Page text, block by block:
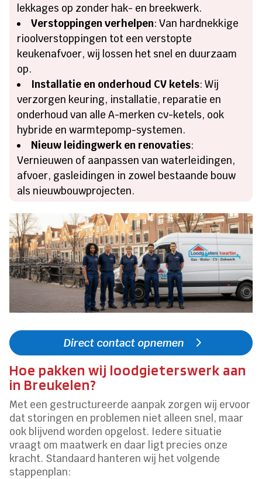
lekkages op zonder hak- en breekwerk.
Verstoppingen verhelpen: Van hardnekkige
rioolverstoppingen tot een verstopte
keukenafvoer, wij lossen het snel en duurzaam
op.
Installatie en onderhoud CV ketels: Wij
verzorgen keuring, installatie, reparatie en
onderhoud van alle A-merken cv-ketels, ook
hybride en warmtepomp-systemen.
Nieuw leidingwerk en renovaties:
Vernieuwen of aanpassen van waterleidingen,
afvoer, gasleidingen in zowel bestaande bouw
als nieuwbouwprojecten.
Direct contact opnemen
Hoe pakken wij loodgieterswerk aan
in Breukelen?
Met een gestructureerde aanpak zorgen wij ervoor
dat storingen en problemen niet alleen snel, maar
ook blijvend worden opgelost. Iedere situatie
vraagt om maatwerk en daar ligt precies onze
kracht. Standaard hanteren wij het volgende
stappenplan: